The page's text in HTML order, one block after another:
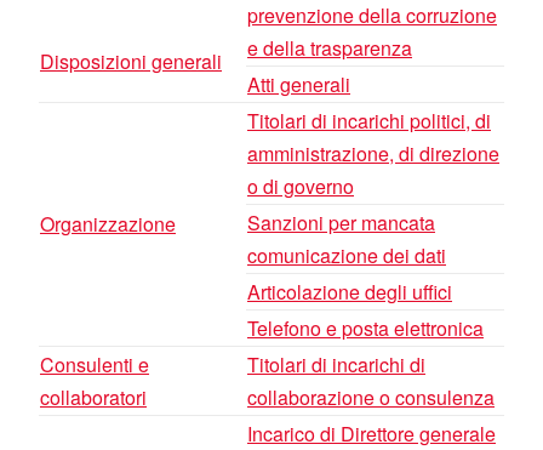
Disposizioni generali
prevenzione della corruzione
e della trasparenza
Atti generali
Organizzazione
Titolari di incarichi politici, di
amministrazione, di direzione
o di governo
Sanzioni per mancata
comunicazione dei dati
Articolazione degli uffici
Telefono e posta elettronica
Consulenti e
collaboratori
Titolari di incarichi di
collaborazione o consulenza
Incarico di Direttore generale